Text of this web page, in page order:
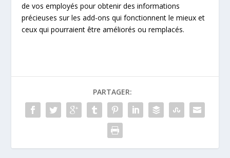
de vos employés pour obtenir des informations
précieuses sur les add-ons qui fonctionnent le mieux et
ceux qui pourraient être améliorés ou remplacés.
PARTAGER: